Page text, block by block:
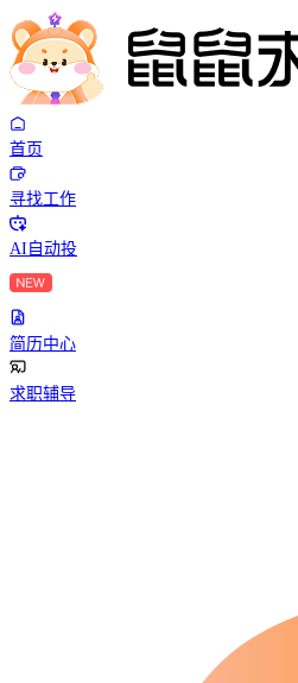
首页
寻找工作
AI自动投
简历中心
求职辅导